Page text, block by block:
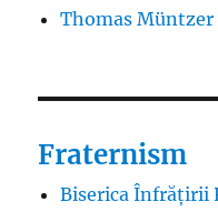
Thomas Müntzer
Fraternism
Biserica Înfrățirii